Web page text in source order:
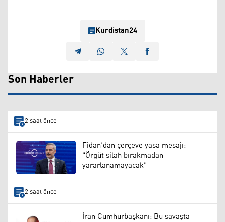
Kurdistan24
Son Haberler
2 saat önce
Fidan’dan çerçeve yasa mesajı:
"Örgüt silah bırakmadan
yararlanamayacak"
2 saat önce
İran Cumhurbaşkanı: Bu savaşta